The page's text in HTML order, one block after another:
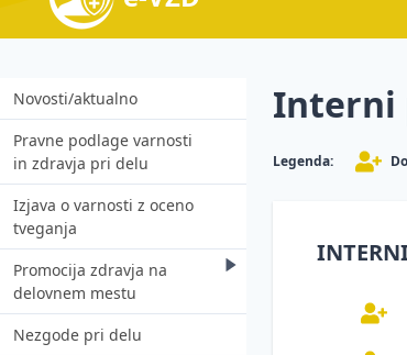
Novosti/aktualno
Pravne podlage varnosti
in zdravja pri delu
Izjava o varnosti z oceno
tveganja
Promocija zdravja na
delovnem mestu
Zakonodaja in praksa
Nezgode pri delu
Interni
Legenda: